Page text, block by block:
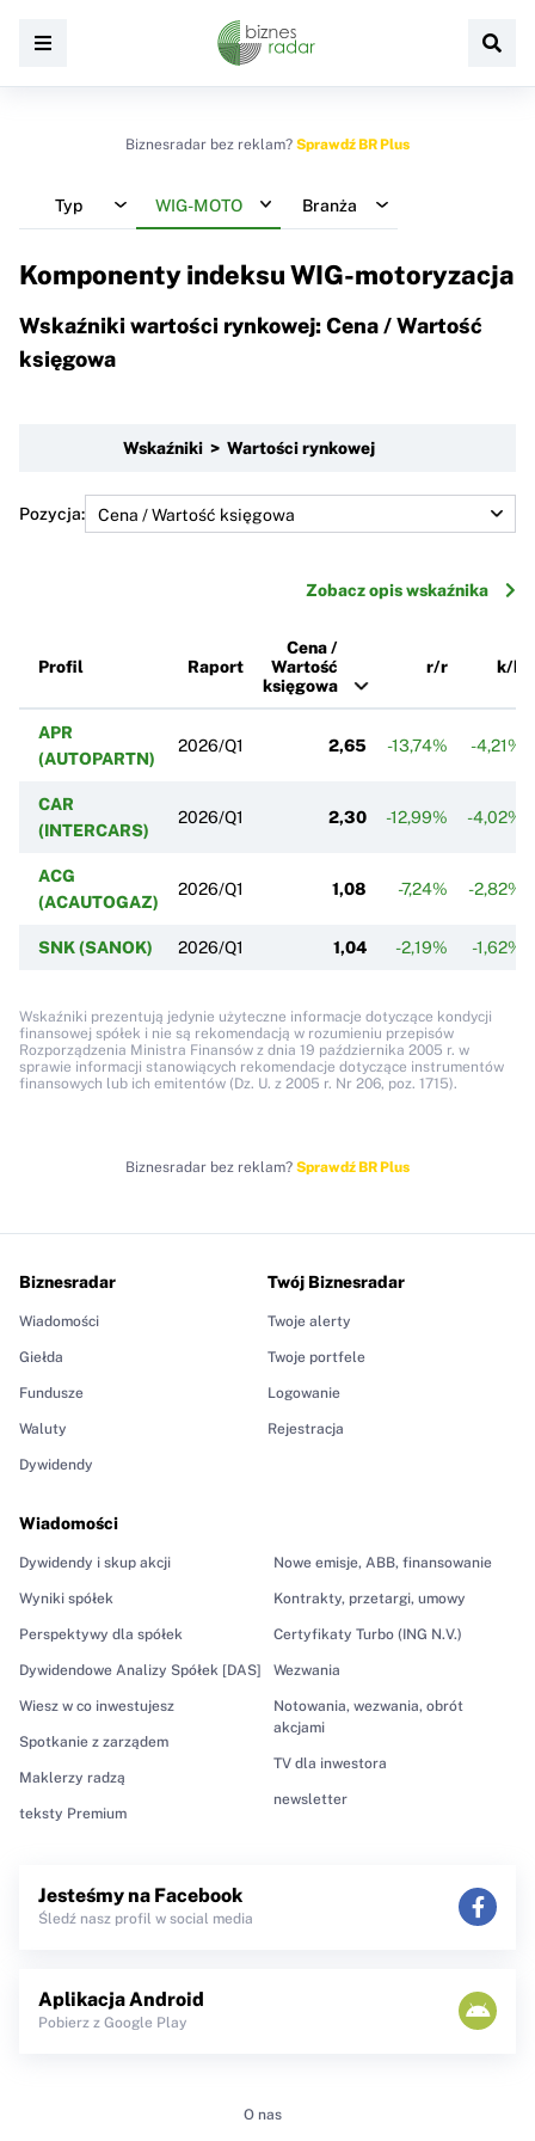
Biznesradar bez reklam? Sprawdź BR Plus
Typ WIG-MOTO Branża
Komponenty indeksuWIG-motoryzacja
Wskaźniki wartości rynkowej: Cena / Wartość
księgowa
Wskaźniki > Wartości rynkowej
Pozycja:
Zobacz opis wskaźnika
Profil Raport
Cena /
Wartość
księgowa
r/r k/k
APR
(AUTOPARTN)
2026/Q1 2,65 -13,74% -4,21%
CAR
(INTERCARS)
2026/Q1 2,30 -12,99% -4,02%
ACG
(ACAUTOGAZ)
2026/Q1 1,08 -7,24% -2,82%
SNK (SANOK) 2026/Q1 1,04 -2,19% -1,62%
Wskaźniki prezentują jedynie użyteczne informacje dotyczące kondycji
finansowej spółek i nie są rekomendacją w rozumieniu przepisów
Rozporządzenia Ministra Finansów z dnia 19 października 2005 r. w
sprawie informacji stanowiących rekomendacje dotyczące instrumentów
finansowych lub ich emitentów (Dz. U. z 2005 r. Nr 206, poz. 1715).
Biznesradar bez reklam? Sprawdź BR Plus
Biznesradar
Wiadomości
Giełda
Fundusze
Waluty
Dywidendy
Wiadomości
Dywidendy i skup akcji
Wyniki spółek
Perspektywy dla spółek
Dywidendowe Analizy Spółek [DAS]
Wiesz w co inwestujesz
Spotkanie z zarządem
Maklerzy radzą
teksty Premium
Nowe emisje, ABB, finansowanie
Kontrakty, przetargi, umowy
Certyfikaty Turbo (ING N.V.)
Wezwania
Notowania, wezwania, obrót
akcjami
TV dla inwestora
newsletter
Twój Biznesradar
Twoje alerty
Twoje portfele
Logowanie
Rejestracja
Jesteśmy na Facebook
Śledź nasz profil w social media
Aplikacja Android
Pobierz z Google Play
O nas